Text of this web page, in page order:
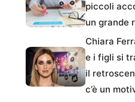
piccoli
un grande
Chiara
e i figli si
il
c’è un